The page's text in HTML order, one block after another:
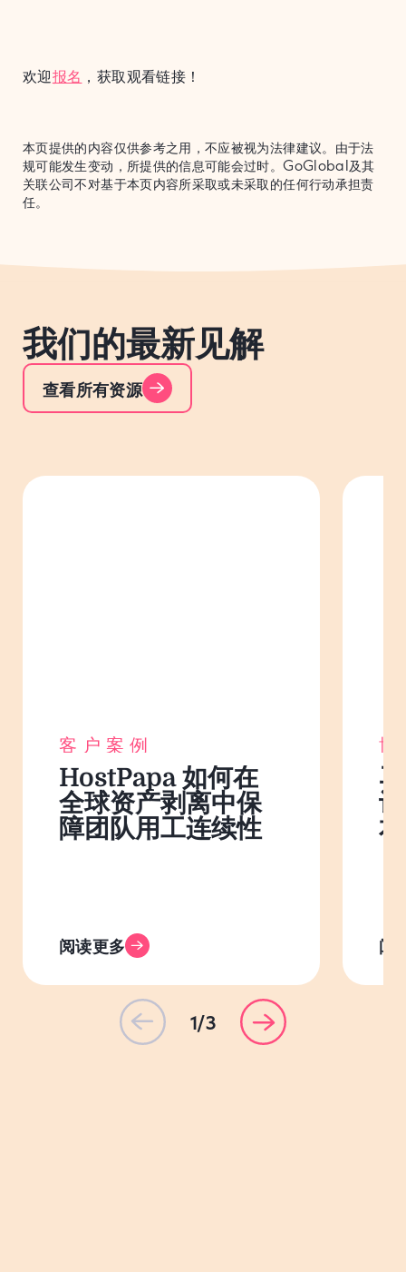
欢迎报名 ，获取观看链接！
本页提供的内容仅供参考之用，不应被视为法律建议。由于法
规可能发生变动，所提供的信息可能会过时。GoGlobal及其
关联公司不对基于本页内容所采取或未采取的任何行动承担责
任。
我们的最新见解
查看所有资源
客户案例
HostPapa 如何在
全球资产剥离中保
障团队用工连续性
阅读更多 阅
1/3